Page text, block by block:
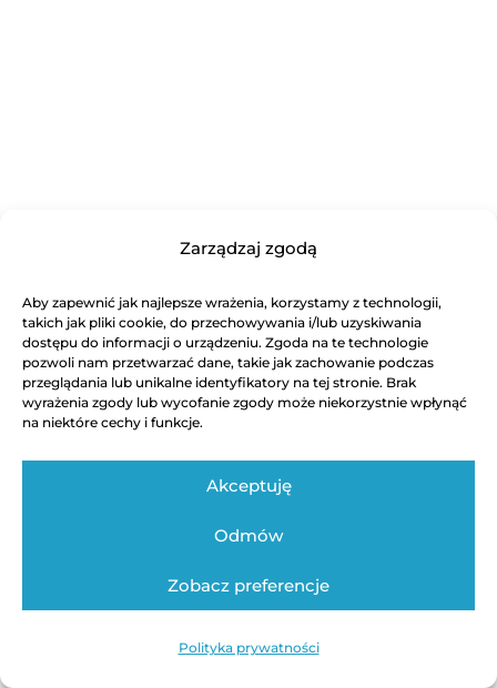
Zarządzaj zgodą
Aby zapewnić jak najlepsze wrażenia, korzystamy z technologii,
takich jak pliki cookie, do przechowywania i/lub uzyskiwania
dostępu do informacji o urządzeniu. Zgoda na te technologie
pozwoli nam przetwarzać dane, takie jak zachowanie podczas
przeglądania lub unikalne identyfikatory na tej stronie. Brak
wyrażenia zgody lub wycofanie zgody może niekorzystnie wpłynąć
na niektóre cechy i funkcje.
Akceptuję
Odmów
Zobacz preferencje
Polityka prywatności